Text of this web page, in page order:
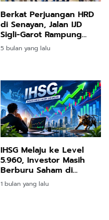
Berkat Perjuangan HRD
di Senayan, Jalan IJD
Sigli-Garot Rampung
Dikerjakan
5 bulan yang lalu
IHSG Melaju ke Level
5.960, Investor Masih
Berburu Saham di
Tengah Bayang-Bayang
Gejolak Global
1 bulan yang lalu